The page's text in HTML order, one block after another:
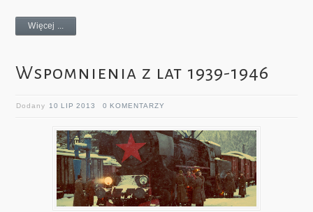
Więcej ...
Wspomnienia z lat 1939-1946
Dodany 10 LIP 2013 0 KOMENTARZY